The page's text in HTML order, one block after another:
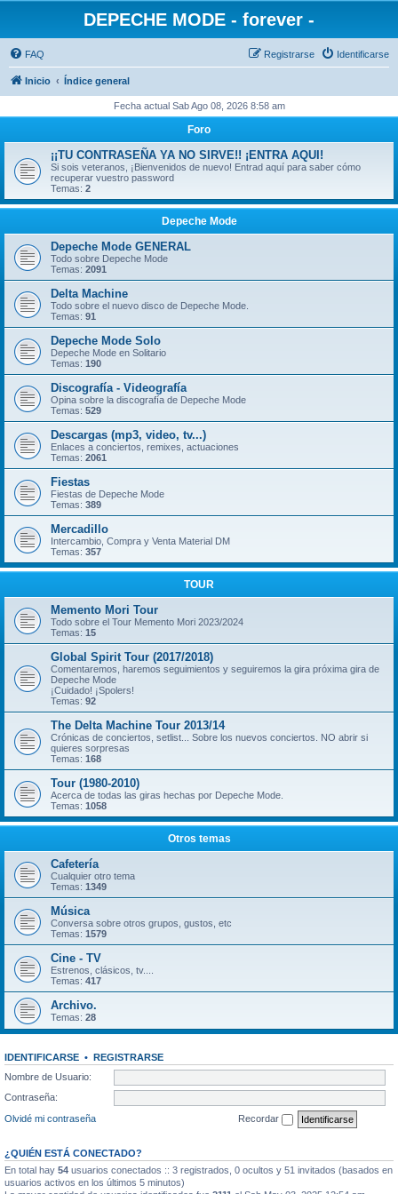
DEPECHE MODE - forever -
FAQ Identificarse
Registrarse
Inicio Índice general
Fecha actual Sab Ago 08, 2026 8:58 am
Foro
¡¡TU CONTRASEÑA YA NO SIRVE!! ¡ENTRA AQUI!
Si sois veteranos, ¡Bienvenidos de nuevo! Entrad aquí para saber cómo
recuperar vuestro password
Temas: 2
Depeche Mode
Depeche Mode GENERAL
Todo sobre Depeche Mode
Temas: 2091
Delta Machine
Todo sobre el nuevo disco de Depeche Mode.
Temas: 91
Depeche Mode Solo
Depeche Mode en Solitario
Temas: 190
Discografía - Videografía
Opina sobre la discografía de Depeche Mode
Temas: 529
Descargas (mp3, video, tv...)
Enlaces a conciertos, remixes, actuaciones
Temas: 2061
Fiestas
Fiestas de Depeche Mode
Temas: 389
Mercadillo
Intercambio, Compra y Venta Material DM
Temas: 357
TOUR
Memento Mori Tour
Todo sobre el Tour Memento Mori 2023/2024
Temas: 15
Global Spirit Tour (2017/2018)
Comentaremos, haremos seguimientos y seguiremos la gira próxima gira de
Depeche Mode
¡Cuidado! ¡Spolers!
Temas: 92
The Delta Machine Tour 2013/14
Crónicas de conciertos, setlist... Sobre los nuevos conciertos. NO abrir si
quieres sorpresas
Temas: 168
Tour (1980-2010)
Acerca de todas las giras hechas por Depeche Mode.
Temas: 1058
Otros temas
Cafetería
Cualquier otro tema
Temas: 1349
Música
Conversa sobre otros grupos, gustos, etc
Temas: 1579
Cine - TV
Estrenos, clásicos, tv....
Temas: 417
Archivo.
Temas: 28
IDENTIFICARSE • REGISTRARSE
Nombre de Usuario:
Contraseña:
Olvidé mi contraseña
Recordar
¿QUIÉN ESTÁ CONECTADO?
En total hay 54 usuarios conectados :: 3 registrados, 0 ocultos y 51 invitados (basados en
usuarios activos en los últimos 5 minutos)